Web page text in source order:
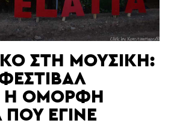
ΣΤΗ ΜΟΥΣΙΚΉ:
Η ΌΜΟΡΦΗ
ΈΓΙΝΕ